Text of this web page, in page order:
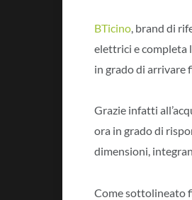
BTicino , brand di
elettrici e completa
in grado di arrivare
Grazie infatti
ora in grado di
dimensioni,
Come sottolineato